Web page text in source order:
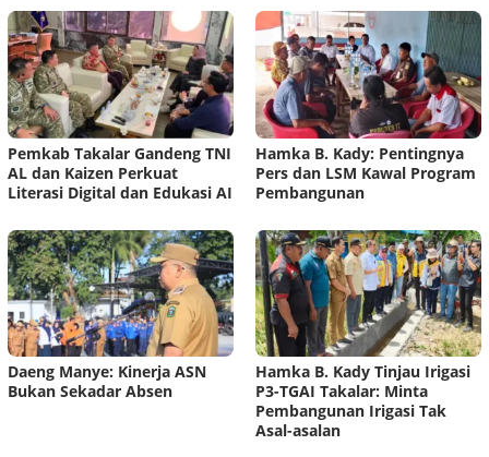
Pemkab Takalar Gandeng TNI
AL dan Kaizen Perkuat
Literasi Digital dan Edukasi AI
Hamka B. Kady: Pentingnya
Pers dan LSM Kawal Program
Pembangunan
Daeng Manye: Kinerja ASN
Bukan Sekadar Absen
Hamka B. Kady Tinjau Irigasi
P3-TGAI Takalar: Minta
Pembangunan Irigasi Tak
Asal-asalan